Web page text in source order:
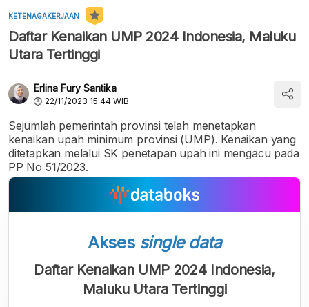
KETENAGAKERJAAN
Daftar Kenaikan UMP 2024 Indonesia, Maluku
Utara Tertinggi
Erlina Fury Santika
22/11/2023 15:44 WIB
Sejumlah pemerintah provinsi telah menetapkan
kenaikan upah minimum provinsi (UMP). Kenaikan yang
ditetapkan melalui SK penetapan upah ini mengacu pada
PP No 51/2023.
Akses single data
Daftar Kenaikan UMP 2024 Indonesia,
Maluku Utara Tertinggi